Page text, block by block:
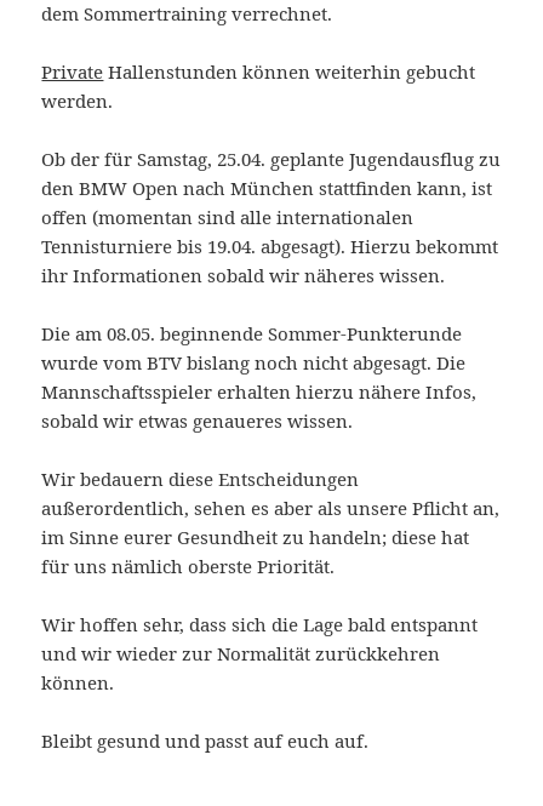
dem Sommertraining verrechnet.
Private Hallenstunden können weiterhin gebucht
werden.
Ob der für Samstag, 25.04. geplante Jugendausflug zu
den BMW Open nach München stattfinden kann, ist
offen (momentan sind alle internationalen
Tennisturniere bis 19.04. abgesagt). Hierzu bekommt
ihr Informationen sobald wir näheres wissen.
Die am 08.05. beginnende Sommer-Punkterunde
wurde vom BTV bislang noch nicht abgesagt. Die
Mannschaftsspieler erhalten hierzu nähere Infos,
sobald wir etwas genaueres wissen.
Wir bedauern diese Entscheidungen
außerordentlich, sehen es aber als unsere Pflicht an,
im Sinne eurer Gesundheit zu handeln; diese hat
für uns nämlich oberste Priorität.
Wir hoffen sehr, dass sich die Lage bald entspannt
und wir wieder zur Normalität zurückkehren
können.
Bleibt gesund und passt auf euch auf.